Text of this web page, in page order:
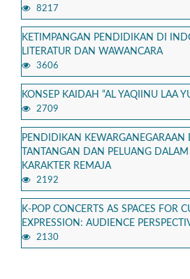
8217
KETIMPANGAN PENDIDIKAN DI
LITERATUR DAN WAWANCARA
3606
KONSEP KAIDAH “AL YAQIINU LAA
2709
PENDIDIKAN KEWARGANEGARAAN
TANTANGAN DAN PELUANG
KARAKTER REMAJA
2192
K-POP CONCERTS AS SPACES FOR
EXPRESSION: AUDIENCE
2130